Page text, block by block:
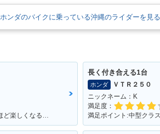
ホンダのバイクに乗っている沖縄のライダーを見る
満足ポイント:ちっちゃいけど速い！いじればいじるほど楽しくなるバイク！カスタムパーツも社外で豊富にあるため楽しい！
長く付き合える1台
ホンダ
ＶＴＲ２５０
ニックネーム：K
満足度：